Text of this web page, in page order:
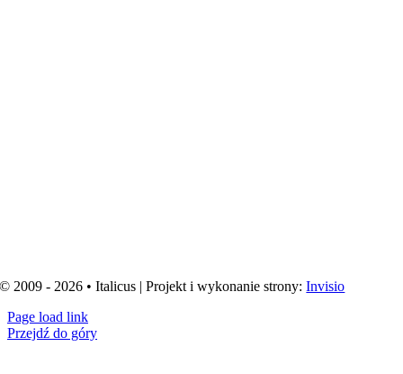
© 2009 - 2026 • Italicus | Projekt i wykonanie strony:Invisio
Page load link
Przejdź do góry